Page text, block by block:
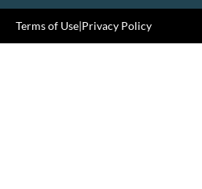
Terms of Use|Privacy Policy